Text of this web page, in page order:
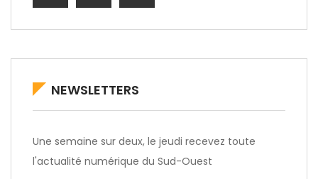
NEWSLETTERS
Une semaine sur deux, le jeudi recevez toute
l'actualité numérique du Sud-Ouest